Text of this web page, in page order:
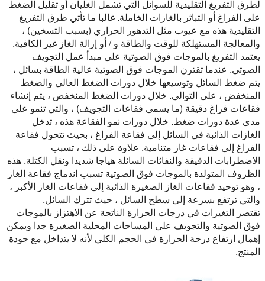
لطرق التفريغ التقليدية للسوائل التي تشمل الغليان أو تقليل الضغط
على الفراغ أو التباثر بالغازات الخاملة. غالبا ما تأتي طرق التفريغ
التقليدية هذه مع عيوب مثل التدهور الحراري (بسبب التسخين) ،
والمعالجة المستهلكة للوقت والطاقة و / أو إزالة الغاز غير الكافية.
يعتمد التفريغ بالموجات فوق الصوتية على مبدأ عمل التجويف
الصوتي. عندما تقترن الموجات فوق الصوتية عالية الطاقة بسائل ،
يتم ضغط السائل وتوسيعها خلال دورات الضغط العالي والضغط
المنخفض ، على التوالي. خلال دورات الضغط المنخفض ، يتم إنشاء
فقاعات فراغ دقيقة (ما يسمى فقاعات التجويف) ، والتي تنمو على
مدى عدة دورات ضغط. خلال دورات نمو الفقاعة هذه ، تدخل
الغازات الذائبة في السائل إلى فقاعة الفراغ ، بحيث تتحول فقاعة
الفراغ إلى فقاعات غاز متنامية. علاوة على ذلك ، تسبب
الاضطرابات الدقيقة والنفاثات السائلة هياجا شديدا ونقل الكتلة. هذه
الظروف المتولدة بالموجات فوق الصوتية تسبب اندماج فقاعة الغاز
، وهو توحيد فقاعات الغاز الصغيرة الذائبة إلى فقاعات الغاز الأكبر ،
والتي ترتفع بسرعة إلى سطح السائل ، حيث تترك السائل.
تقتصر التغيرات في درجات الحرارة الناتجة عن الاهتزاز بالموجات
فوق الصوتية والتجويف على المساحات المحلية الصغيرة جدا ويمكن
إهمال ارتفاع درجة الحرارة في الحجم الكلي لأنه لا يتداخل مع جودة
المنتج.